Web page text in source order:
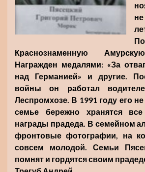
Краснознаменную
Награжден медалями: «За
над Германией» и другие.
войны он работал
Леспромхозе. В 1991 году его
семье бережно хранятся
награды прадеда. В семейном
фронтовые фотографии, на
совсем молодой. Семьи
помнят и гордятся своим